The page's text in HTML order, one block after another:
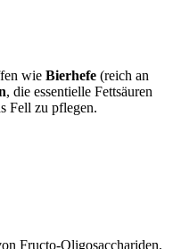
wie Bierhefe (reich an
, die essentielle Fettsäuren
Fell zu pflegen.
Fructo-Oligosacchariden,